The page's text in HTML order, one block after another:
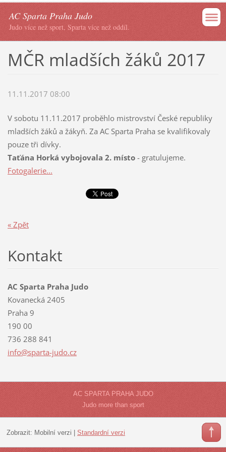
AC Sparta Praha Judo
Judo více než sport, Sparta více než oddíl.
MČR mladších žáků 2017
11.11.2017 08:00
V sobotu 11.11.2017 proběhlo mistrovství České republiky
mladších žáků a žákyň. Za AC Sparta Praha se kvalifikovaly
pouze tři dívky.
Taťána Horká vybojovala 2. místo- gratulujeme.
Fotogalerie...
« Zpět
Kontakt
AC Sparta Praha Judo
Kovanecká 2405
Praha 9
190 00
736 288 841
info@sparta-judo.cz
AC SPARTA PRAHA JUDO
Judo more than sport
Zobrazit: Mobilní verzi Standardní verzi